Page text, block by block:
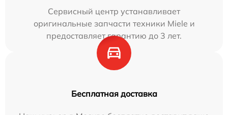
Сервисный центр устанавливает
оригинальные запчасти техники Miele и
предоставляет гарантию до 3 лет.
Бесплатная доставка